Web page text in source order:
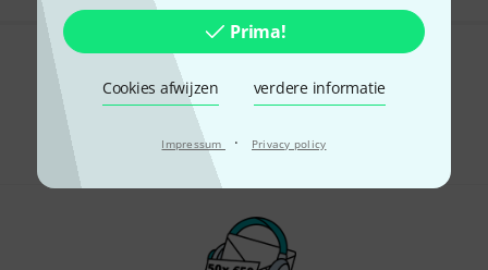
Prima!
Cookies afwijzen verdere informatie
Impressum · Privacy policy
Bevalt het wat u ziet?